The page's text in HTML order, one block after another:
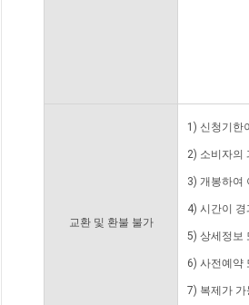
교환 및 환불 불가
1) 신청기한
2) 소비자의
3) 개봉하여
4) 시간이
5) 상세정보
6) 사전예약
7) 복제가